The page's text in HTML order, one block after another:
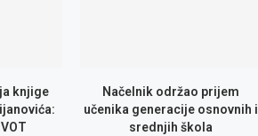
knjige
Načelnik održao prijem
učenika generacije osnovnih i
srednjih škola